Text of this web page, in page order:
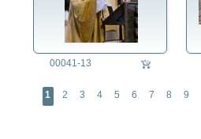
00041-13
1 2 3 4 5 6 7 8 9